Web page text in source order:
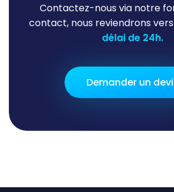
Contactez-nous via notre
contact, nous reviendrons
délai de 24h.
Demander un